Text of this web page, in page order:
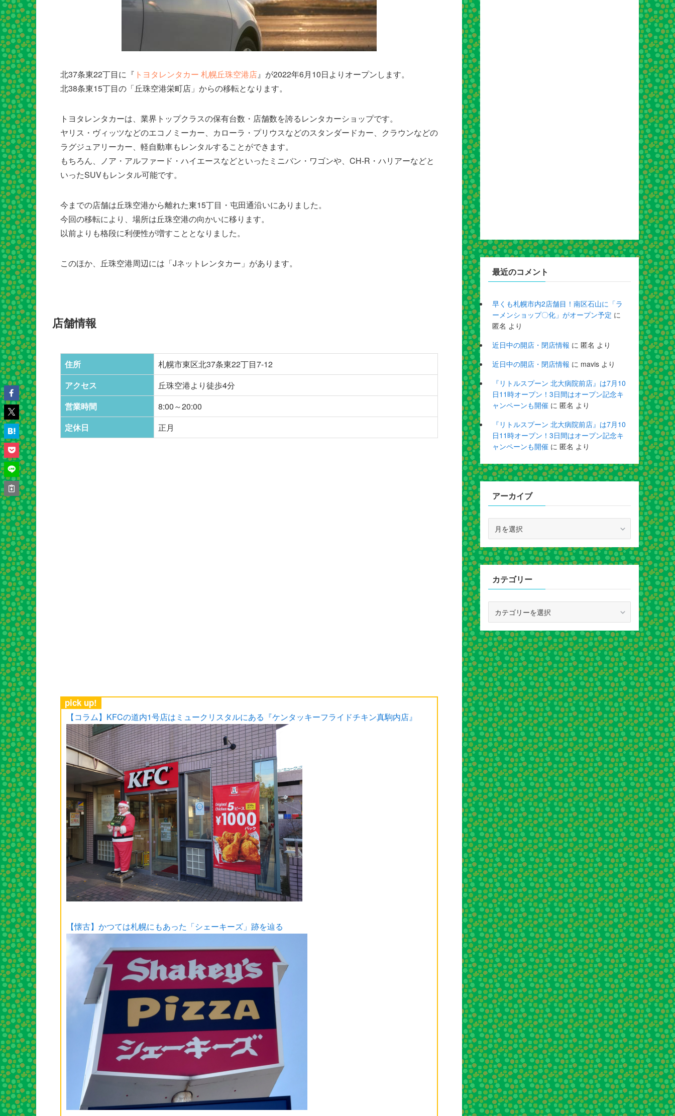
北37条東22丁目に『 トヨタレンタカー 札幌丘珠空港店』が2022年6月10日よりオープンします。
北38条東15丁目の「丘珠空港栄町店」からの移転となります。
トヨタレンタカーは、業界トップクラスの保有台数・店舗数を誇るレンタカーショップです。
ヤリス・ヴィッツなどのエコノミーカー、カローラ・プリウスなどのスタンダードカー、クラウンなどの
ラグジュアリーカー、軽自動車もレンタルすることができます。
もちろん、ノア・アルファード・ハイエースなどといったミニバン・ワゴンや、CH-R・ハリアーなどと
いったSUVもレンタル可能です。
今までの店舗は丘珠空港から離れた東15丁目・屯田通沿いにありました。
今回の移転により、場所は丘珠空港の向かいに移ります。
以前よりも格段に利便性が増すこととなりました。
このほか、丘珠空港周辺には「Jネットレンタカー」があります。
店舗情報
住所
札幌市東区北37条東22丁目7-12
アクセス
丘珠空港より徒歩4分
営業時間
8:00～20:00
定休日
正月
pick up!
【コラム】KFCの道内1号店はミュークリスタルにある『ケンタッキーフライドチキン真駒内店』
【懐古】かつては札幌にもあった「シェーキーズ」跡を辿る
最近のコメント
早くも札幌市内2店舗目！南区石山に「ラ
ーメンショップ〇化」がオープン予定 に
匿名 より
近日中の開店・閉店情報 に 匿名 より
近日中の開店・閉店情報 に mavis より
『リトルスプーン 北大病院前店』は7月10
日11時オープン！3日間はオープン記念キ
ャンペーンも開催 に 匿名 より
『リトルスプーン 北大病院前店』は7月10
日11時オープン！3日間はオープン記念キ
ャンペーンも開催 に 匿名 より
アーカイブ
カ
イ
ブ
カテゴリー
ゴ
リ
ー